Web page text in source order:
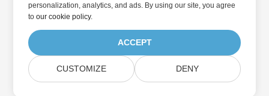
personalization, analytics, and ads. By using our site, you agree
toour cookie policy.
ACCEPT
CUSTOMIZE DENY